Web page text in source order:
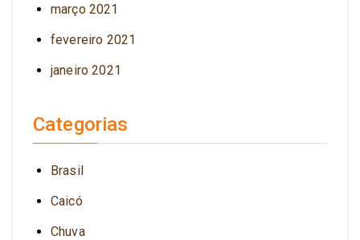
março 2021
fevereiro 2021
janeiro 2021
Categorias
Brasil
Caicó
Chuva